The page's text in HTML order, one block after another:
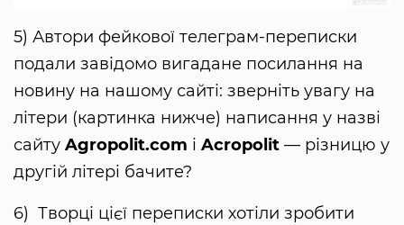
5) Автори фейкової телеграм-переписки
подали завідомо вигадане посилання на
новину на нашому сайті: зверніть увагу на
літери (картинка нижче) написання у назві
сайту Agropolit.com і Acropolit — різницю у
другій літері бачите?
6) Творці цієї переписки хотіли зробити